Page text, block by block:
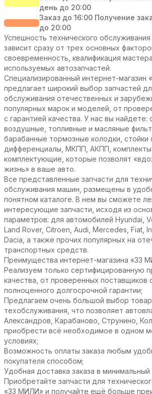
день до 20:00
Заказ до 16:00 Получение
до 20:00
Успешность технического
зависит сразу от трех основных
своевременность, квалификация
используемых автозапчастей.
Специализированный интернет-магазин
предлагает широкий выбор запчастей
обслуживания отечественных и
популярных марок и моделей, от
с гарантией качества. У нас вы найдете:
воздушные, топливные и масляные
барабанные тормозные колодки, стойки
дифференциалы, МКПП, АКПП,
комплектующие, которые позволят
жизнь» в ваше авто.
Все представленные запчасти для
обслуживания машин, размещены в
понятном каталоге. В нем вы сможете
интересующие запчасти, исходя из
параметров: для автомобилей Hyundai,
Land Rover, Citroen, Audi, Mercedes, Fiat,
Dacia, а также прочих популярных на
транспортных средств.
Преимущества интернет-магазина «33
Реализуем только сертифицированную
качества, от проверенных поставщиков
полноценного долгосрочной гарантии;
Предлагаем очень большой выбор
техобслуживания, что позволяет
Александров, Карабаново, Струнино,
приобрести всё необходимое в одном
условиях;
Возможность оплаты заказа любым
покупателя способом;
Удобная доставка заказа в минимальный
Приобретайте запчасти для
«33 МИЛИ» и получайте ещё больше